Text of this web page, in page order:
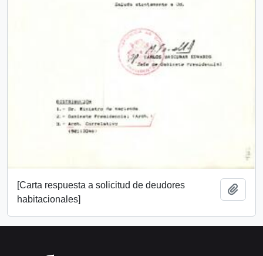
[Carta respuesta a solicitud de deudores
habitacionales]